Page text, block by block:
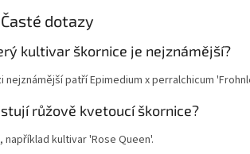
dotazy
kultivar škornice je nejznámější?
nejznámější patří Epimedium x perralchicum
růžově kvetoucí škornice?
například kultivar 'Rose Queen'.